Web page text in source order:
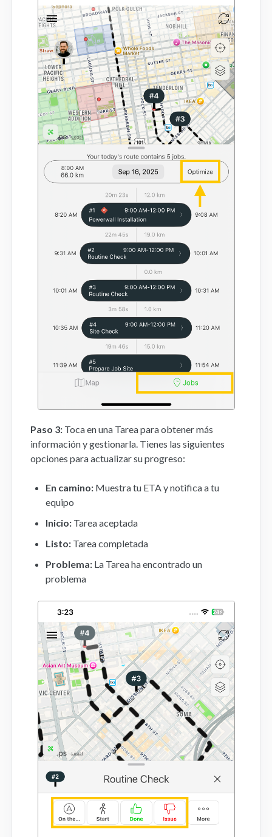
Paso 3: Toca en una Tarea para obtener más
información y gestionarla. Tienes las siguientes
opciones para actualizar su progreso:
En camino: Muestra tu ETA y notifica a tu
equipo
Inicio: Tarea aceptada
Listo: Tarea completada
Problema: La Tarea ha encontrado un
problema